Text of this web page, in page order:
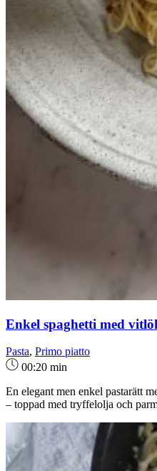
Enkel spaghetti med
Pasta, Primo piatto
00:20 min
En elegant men enkel pastarätt
– toppad med tryffelolja och